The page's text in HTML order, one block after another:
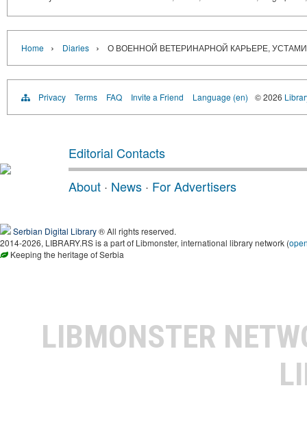
Home › Diaries › О ВОЕННОЙ ВЕТЕРИНАРНОЙ КАРЬЕРЕ,
Privacy Terms FAQ Invite a Friend Language (en) © 2026
Editorial Contacts
About · News · For Advertisers
Serbian Digital Library® All rights reserved.
2014-2026, LIBRARY.RS is a part of Libmonster, international library network (
Keeping the heritage of Serbia
LIBMONSTER